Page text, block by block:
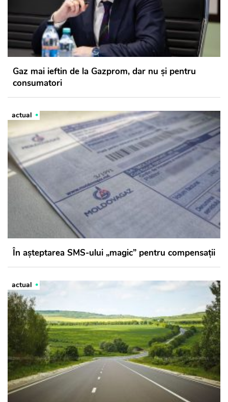
Gaz mai ieftin de la Gazprom, dar nu și pentru
consumatori
actual
În așteptarea SMS-ului „magic” pentru compensații
actual